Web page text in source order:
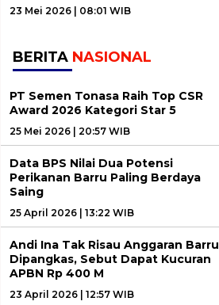
23 Mei 2026 | 08:01 WIB
BERITA NASIONAL
PT Semen Tonasa Raih Top CSR
Award 2026 Kategori Star 5
25 Mei 2026 | 20:57 WIB
Data BPS Nilai Dua Potensi
Perikanan Barru Paling Berdaya
Saing
25 April 2026 | 13:22 WIB
Andi Ina Tak Risau Anggaran Barru
Dipangkas, Sebut Dapat Kucuran
APBN Rp 400 M
23 April 2026 | 12:57 WIB